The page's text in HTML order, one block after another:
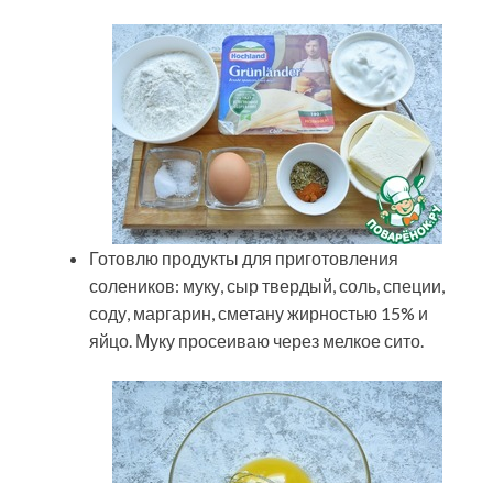
Готовлю продукты для приготовления
солеников: муку, сыр твердый, соль, специи,
соду, маргарин, сметану жирностью 15% и
яйцо. Муку просеиваю через мелкое сито.